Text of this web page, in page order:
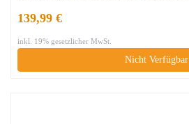
139,99 €
inkl. 19% gesetzlicher MwSt.
Nicht Verfügbar